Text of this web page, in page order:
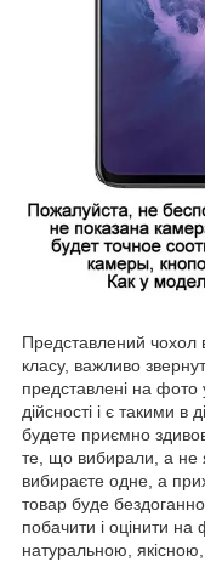
Представлений чохол
класу, важливо
представлені на фото
дійсності і є такими в
будете приємно
те, що вибирали, а не
вибираєте одне, а
товар буде
побачити і оцінити
натуральною,